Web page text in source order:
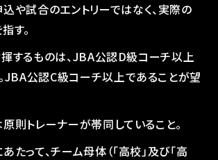
や試合のエントリーではなく、実際の
す。
するものは、JBA公認D級コーチ以上
JBA公認C級コーチ以上であることが望
則トレーナーが帯同していること。
たって、チーム母体（「高校」及び「高